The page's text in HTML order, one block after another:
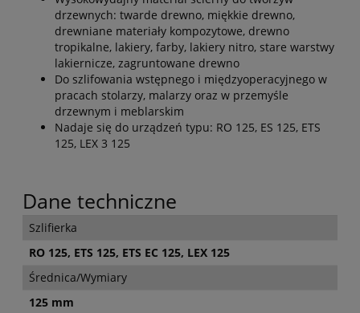
drzewnych: twarde drewno, miękkie drewno,
drewniane materiały kompozytowe, drewno
tropikalne, lakiery, farby, lakiery nitro, stare warstwy
lakiernicze, zagruntowane drewno
Do szlifowania wstępnego i międzyoperacyjnego w
pracach stolarzy, malarzy oraz w przemyśle
drzewnym i meblarskim
Nadaje się do urządzeń typu: RO 125, ES 125, ETS
125, LEX 3 125
Dane techniczne
Szlifierka
RO 125, ETS 125, ETS EC 125, LEX 125
Średnica/Wymiary
125 mm